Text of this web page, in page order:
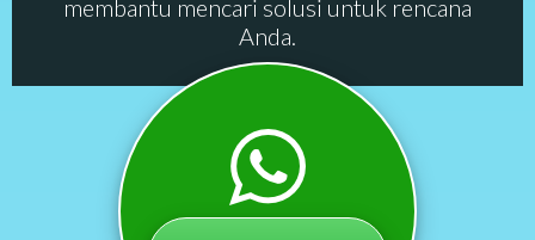
membantu mencari solusi untuk rencana
Anda.